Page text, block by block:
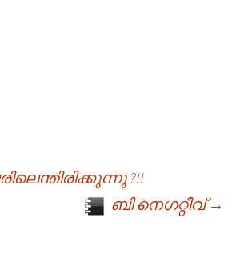
?!!
ബി നെഗറ്റീവ്→